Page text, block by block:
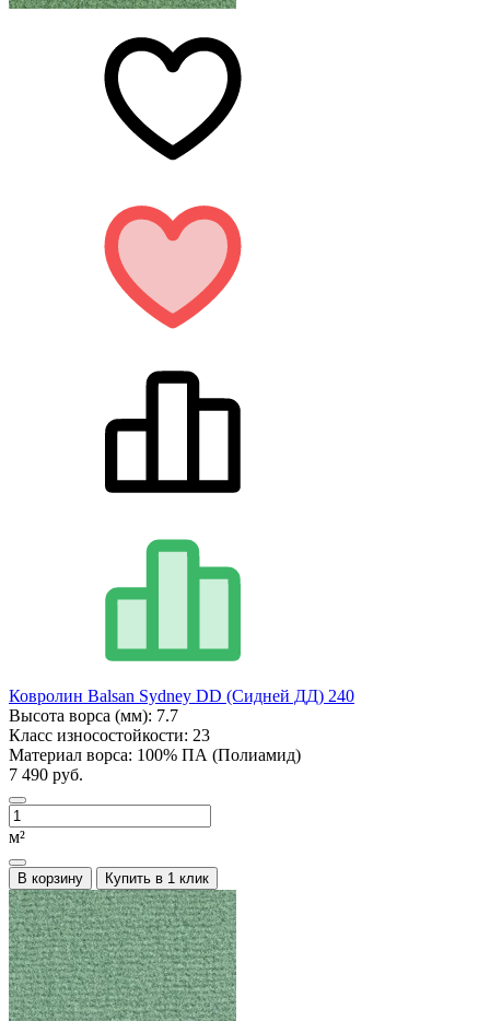
Ковролин Balsan Sydney DD (Сидней ДД) 240
Высота ворса (мм): 7.7
Класс износостойкости: 23
Материал ворса: 100% ПА (Полиамид)
7 490 руб.
м²
В корзину Купить в 1 клик